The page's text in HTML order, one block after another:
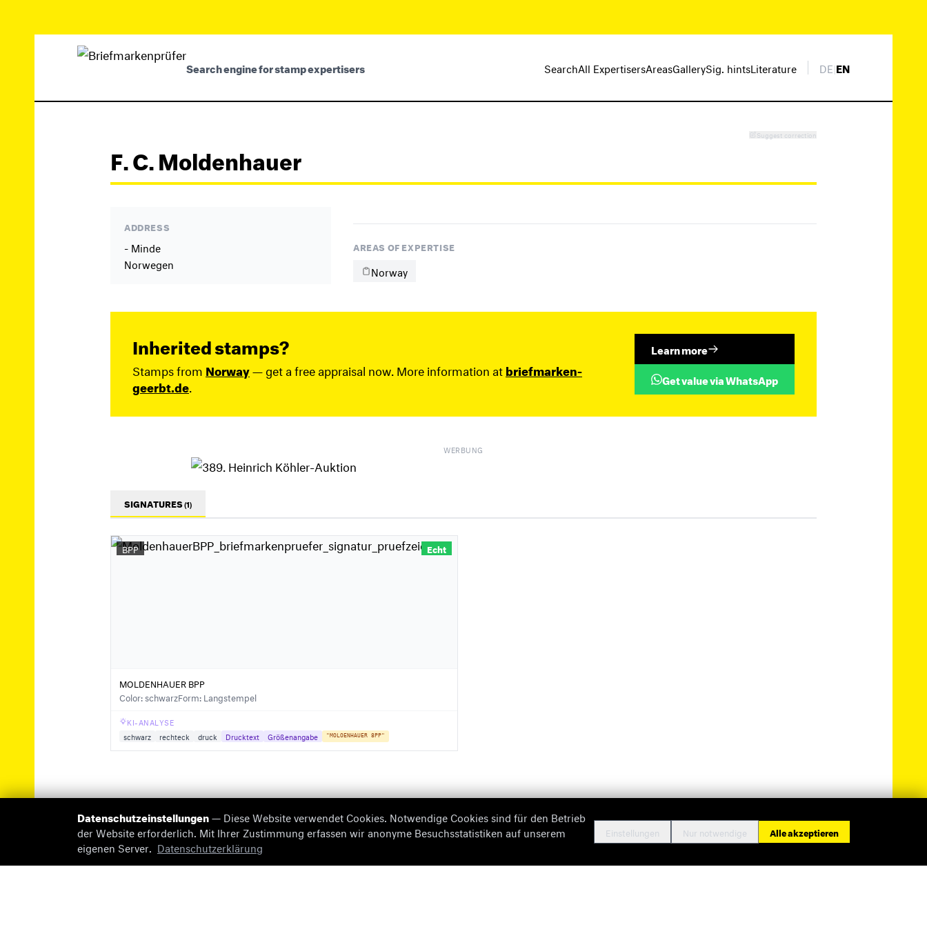
Search engine for stamp expertisers SearchAll ExpertisersAreasGallerySig. hintsLiterature DE|EN
Suggest correction
F. C. Moldenhauer
ADDRESS
- Minde
Norwegen
AREAS OF EXPERTISE
Norway
Inherited stamps?
Stamps from Norway— get a free appraisal now. More information atbriefmarken-
geerbt.de
Learn more
Get value via WhatsApp
WERBUNG
SIGNATURES(1)
BPP Echt
MOLDENHAUER BPP
Color: schwarzForm: Langstempel
KI-ANALYSE
schwarz
rechteck druck Drucktext Größenangabe "MOLOENHAUER 8PP"
© 2026 briefmarken-pruefer.de Missing InformationImpressumDatenschutzCookie-EinstellungenKontakt
Datenschutzeinstellungen— Diese Website verwendet Cookies. Notwendige Cookies sind für den Betrieb
der Website erforderlich. Mit Ihrer Zustimmung erfassen wir anonyme Besuchsstatistiken auf unserem
eigenen Server.
Datenschutzerklärung
Einstellungen Nur notwendige Alle akzeptieren